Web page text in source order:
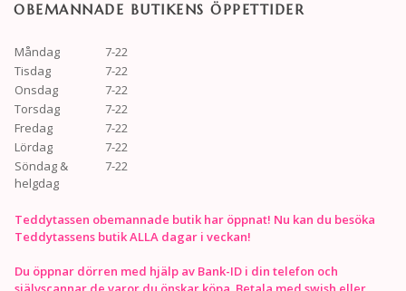
OBEMANNADE BUTIKENS ÖPPETTIDER
Måndag
7-22
Tisdag
7-22
Onsdag
7-22
Torsdag
7-22
Fredag
7-22
Lördag
7-22
Söndag &
helgdag
7-22
Teddytassen obemannade butik har öppnat! Nu kan du besöka
Teddytassens butik ALLA dagar i veckan!
Du öppnar dörren med hjälp av Bank-ID i din telefon och